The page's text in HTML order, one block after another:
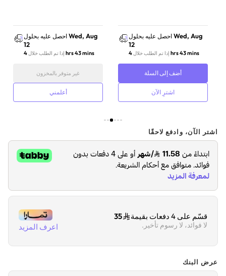
احصل عليه بحلول Wed, Aug
12
إذا تم الطلب خلال 4 hrs 43 mins
غير متوفر بالمخزون
أعلمني
احصل عليه بحلول Wed, Aug
12
إذا تم الطلب خلال 4 hrs 43 mins
أضف إلى السلة
اشترِ الآن
اشتر الآن، وادفع لاحقًا
قسّم على 4 دفعات بقيمة 35
لا فوائد، لا رسوم تأخير. اعرف المزيد
عرض البنك